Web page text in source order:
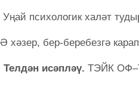
Уңай психологик халәт
Ә хәзер, бер-беребезгә
Телдән исәпләү. ТЭЙК